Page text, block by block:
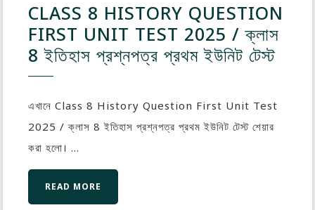
CLASS 8 HISTORY QUESTION
FIRST UNIT TEST 2025 / ক্লাস
8 ইতিহাস প্রশ্নপত্র প্রথম ইউনিট টেস্ট
এখানে Class 8 History Question First Unit Test
2025 / ক্লাস 8 ইতিহাস প্রশ্নপত্র প্রথম ইউনিট টেস্ট শেয়ার
করা হলো। ...
READ MORE